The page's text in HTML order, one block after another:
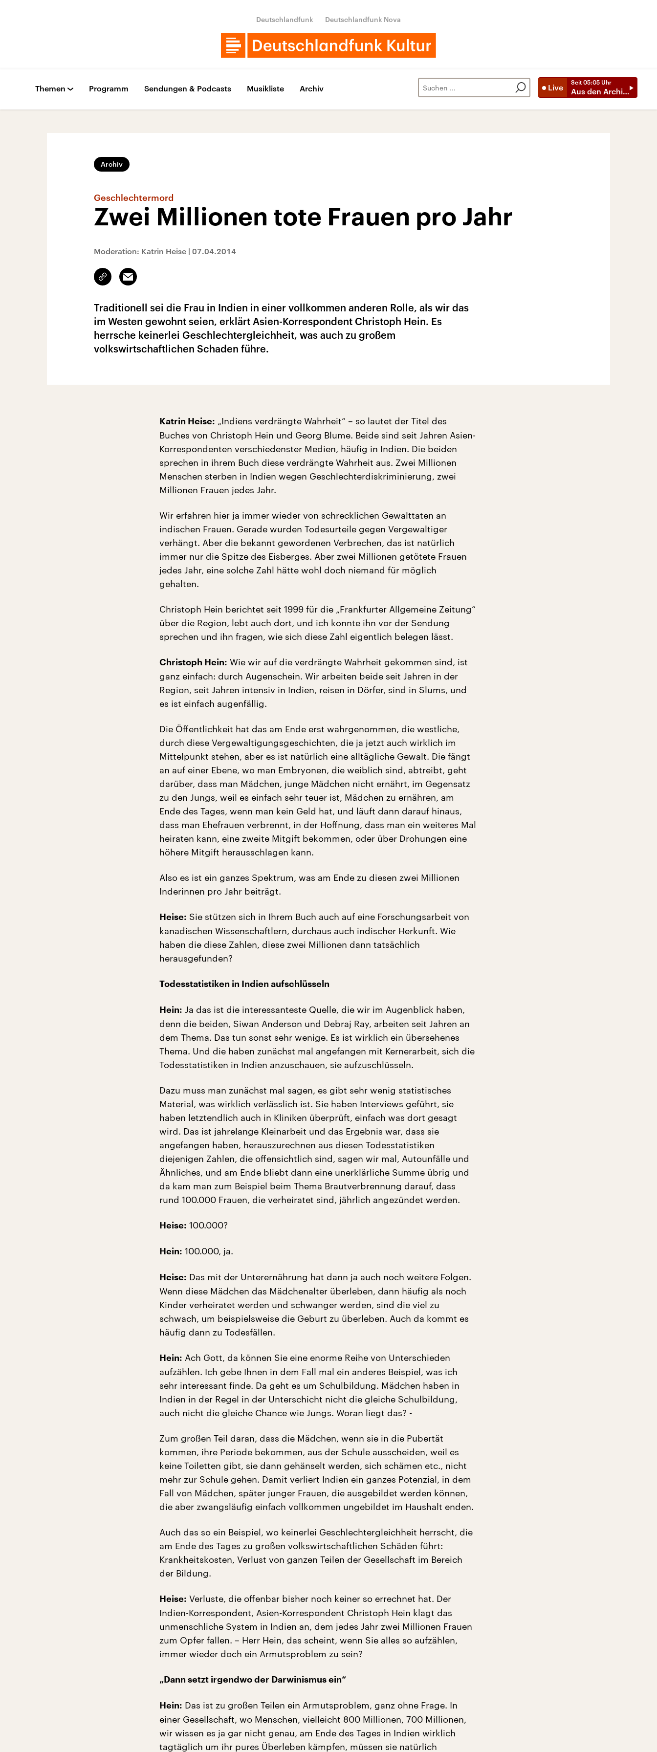
Deutschlandfunk Deutschlandfunk Nova
Live
Seit 05:05 Uhr
Aus den Archiven
Themen Programm Sendungen & Podcasts Musikliste Archiv
Archiv
Geschlechtermord
Zwei Millionen tote Frauen pro Jahr
Moderation: Katrin Heise | 07.04.2014
Link
kopieren/teilen
Email
Traditionell sei die Frau in Indien in einer vollkommen anderen Rolle, als wir das
im Westen gewohnt seien, erklärt Asien-Korrespondent Christoph Hein. Es
herrsche keinerlei Geschlechtergleichheit, was auch zu großem
volkswirtschaftlichen Schaden führe.
Katrin Heise: „Indiens verdrängte Wahrheit“ – so lautet der Titel des
Buches von Christoph Hein und Georg Blume. Beide sind seit Jahren Asien-
Korrespondenten verschiedenster Medien, häufig in Indien. Die beiden
sprechen in ihrem Buch diese verdrängte Wahrheit aus. Zwei Millionen
Menschen sterben in Indien wegen Geschlechterdiskriminierung, zwei
Millionen Frauen jedes Jahr.
Wir erfahren hier ja immer wieder von schrecklichen Gewalttaten an
indischen Frauen. Gerade wurden Todesurteile gegen Vergewaltiger
verhängt. Aber die bekannt gewordenen Verbrechen, das ist natürlich
immer nur die Spitze des Eisberges. Aber zwei Millionen getötete Frauen
jedes Jahr, eine solche Zahl hätte wohl doch niemand für möglich
gehalten.
Christoph Hein berichtet seit 1999 für die „Frankfurter Allgemeine Zeitung“
über die Region, lebt auch dort, und ich konnte ihn vor der Sendung
sprechen und ihn fragen, wie sich diese Zahl eigentlich belegen lässt.
Christoph Hein: Wie wir auf die verdrängte Wahrheit gekommen sind, ist
ganz einfach: durch Augenschein. Wir arbeiten beide seit Jahren in der
Region, seit Jahren intensiv in Indien, reisen in Dörfer, sind in Slums, und
es ist einfach augenfällig.
Die Öffentlichkeit hat das am Ende erst wahrgenommen, die westliche,
durch diese Vergewaltigungsgeschichten, die ja jetzt auch wirklich im
Mittelpunkt stehen, aber es ist natürlich eine alltägliche Gewalt. Die fängt
an auf einer Ebene, wo man Embryonen, die weiblich sind, abtreibt, geht
darüber, dass man Mädchen, junge Mädchen nicht ernährt, im Gegensatz
zu den Jungs, weil es einfach sehr teuer ist, Mädchen zu ernähren, am
Ende des Tages, wenn man kein Geld hat, und läuft dann darauf hinaus,
dass man Ehefrauen verbrennt, in der Hoffnung, dass man ein weiteres Mal
heiraten kann, eine zweite Mitgift bekommen, oder über Drohungen eine
höhere Mitgift herausschlagen kann.
Also es ist ein ganzes Spektrum, was am Ende zu diesen zwei Millionen
Inderinnen pro Jahr beiträgt.
Heise: Sie stützen sich in Ihrem Buch auch auf eine Forschungsarbeit von
kanadischen Wissenschaftlern, durchaus auch indischer Herkunft. Wie
haben die diese Zahlen, diese zwei Millionen dann tatsächlich
herausgefunden?
Todesstatistiken in Indien aufschlüsseln
Hein: Ja das ist die interessanteste Quelle, die wir im Augenblick haben,
denn die beiden, Siwan Anderson und Debraj Ray, arbeiten seit Jahren an
dem Thema. Das tun sonst sehr wenige. Es ist wirklich ein übersehenes
Thema. Und die haben zunächst mal angefangen mit Kernerarbeit, sich die
Todesstatistiken in Indien anzuschauen, sie aufzuschlüsseln.
Dazu muss man zunächst mal sagen, es gibt sehr wenig statistisches
Material, was wirklich verlässlich ist. Sie haben Interviews geführt, sie
haben letztendlich auch in Kliniken überprüft, einfach was dort gesagt
wird. Das ist jahrelange Kleinarbeit und das Ergebnis war, dass sie
angefangen haben, herauszurechnen aus diesen Todesstatistiken
diejenigen Zahlen, die offensichtlich sind, sagen wir mal, Autounfälle und
Ähnliches, und am Ende bliebt dann eine unerklärliche Summe übrig und
da kam man zum Beispiel beim Thema Brautverbrennung darauf, dass
rund 100.000 Frauen, die verheiratet sind, jährlich angezündet werden.
Heise: 100.000?
Hein: 100.000, ja.
Heise: Das mit der Unterernährung hat dann ja auch noch weitere Folgen.
Wenn diese Mädchen das Mädchenalter überleben, dann häufig als noch
Kinder verheiratet werden und schwanger werden, sind die viel zu
schwach, um beispielsweise die Geburt zu überleben. Auch da kommt es
häufig dann zu Todesfällen.
Hein: Ach Gott, da können Sie eine enorme Reihe von Unterschieden
aufzählen. Ich gebe Ihnen in dem Fall mal ein anderes Beispiel, was ich
sehr interessant finde. Da geht es um Schulbildung. Mädchen haben in
Indien in der Regel in der Unterschicht nicht die gleiche Schulbildung,
auch nicht die gleiche Chance wie Jungs. Woran liegt das? -
Zum großen Teil daran, dass die Mädchen, wenn sie in die Pubertät
kommen, ihre Periode bekommen, aus der Schule ausscheiden, weil es
keine Toiletten gibt, sie dann gehänselt werden, sich schämen etc., nicht
mehr zur Schule gehen. Damit verliert Indien ein ganzes Potenzial, in dem
Fall von Mädchen, später junger Frauen, die ausgebildet werden können,
die aber zwangsläufig einfach vollkommen ungebildet im Haushalt enden.
Auch das so ein Beispiel, wo keinerlei Geschlechtergleichheit herrscht, die
am Ende des Tages zu großen volkswirtschaftlichen Schäden führt:
Krankheitskosten, Verlust von ganzen Teilen der Gesellschaft im Bereich
der Bildung.
Heise: Verluste, die offenbar bisher noch keiner so errechnet hat. Der
Indien-Korrespondent, Asien-Korrespondent Christoph Hein klagt das
unmenschliche System in Indien an, dem jedes Jahr zwei Millionen Frauen
zum Opfer fallen. – Herr Hein, das scheint, wenn Sie alles so aufzählen,
immer wieder doch ein Armutsproblem zu sein?
„Dann setzt irgendwo der Darwinismus ein“
Hein: Das ist zu großen Teilen ein Armutsproblem, ganz ohne Frage. In
einer Gesellschaft, wo Menschen, vielleicht 800 Millionen, 700 Millionen,
wir wissen es ja gar nicht genau, am Ende des Tages in Indien wirklich
tagtäglich um ihr pures Überleben kämpfen, müssen sie natürlich